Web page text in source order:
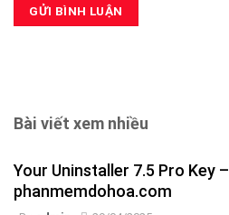
Bài viết xem nhiều
Your Uninstaller 7.5 Pro Key –
phanmemdohoa.com